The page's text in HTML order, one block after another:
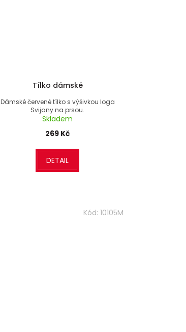
Tílko dámské
Dámské červené tílko s výšivkou loga
Svijany na prsou.
Skladem
269 Kč
DETAIL
Kód: 10105M